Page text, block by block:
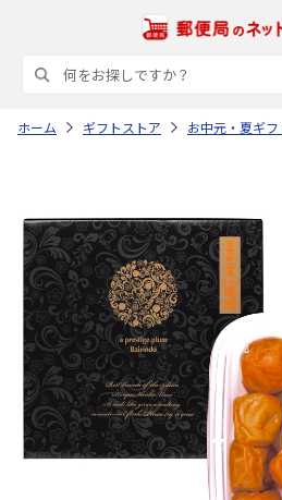
ホーム ギフトストア お中元・夏ギ